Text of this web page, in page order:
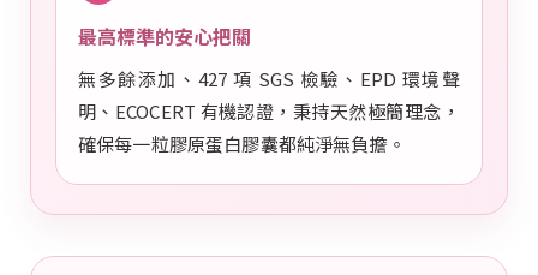
最高標準的安心把關
無多餘添加、427 項 SGS 檢驗、EPD 環境聲
明、ECOCERT 有機認證，秉持天然極簡理念，
確保每一粒膠原蛋白膠囊都純淨無負擔。